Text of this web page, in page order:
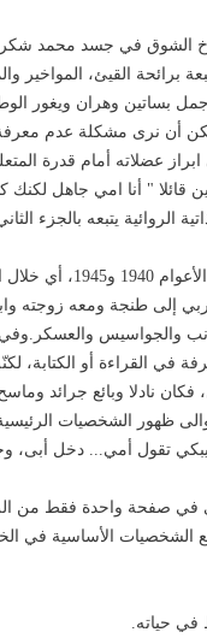
الشوق في جسد محمد شكري
برائحة القيئ، المواخير
بساتين وهران ويغور
أن نرى مشكلة عدم معرفة
عضلاته أمام قدرة
قائلا " أنا امي جاهل لكنك
يتبعه بالجزء
عندما كانت مدينة طنجة المغربية
إلى طنجة ومعه زوجته
والجواسيس
في القراءة أو الكتابة،
نادلا وبائع جرائد
ظهور الشخصيات
تقول أمي... دخل أبى،
في صفحة واحدة فقط من
الأساسية في
في حياته.